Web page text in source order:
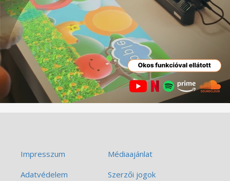
Impresszum
Médiaajánlat
Adatvédelem
Szerzői jogok